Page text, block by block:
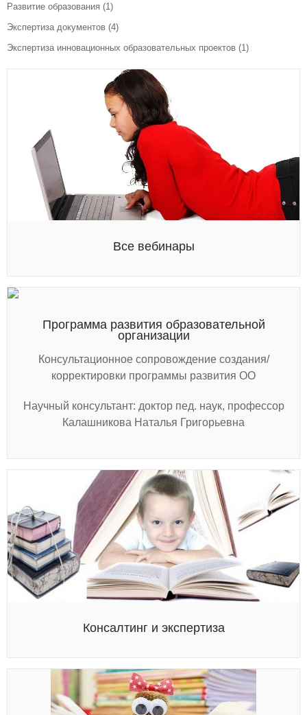
Развитие образования (1)
Экспертиза документов (4)
Экспертиза инновационных образовательных проектов (1)
Все вебинары
Программа развития образовательной
организации
Консультационное сопровождение создания/
корректировки программы развития ОО
Научный консультант: доктор пед. наук, профессор
Калашникова Наталья Григорьевна
Консалтинг и экспертиза